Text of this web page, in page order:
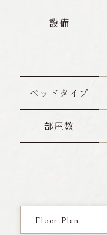
設備
ベッドタイプ
部屋数
Floor Plan